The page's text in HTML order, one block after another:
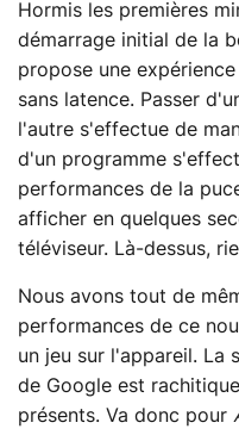
Hormis les premières
démarrage initial de la
propose une
sans latence. Passer
l'autre s'effectue de
d'un programme
performances de la
afficher en quelques
téléviseur. Là-dessus,
Nous avons tout de
performances de ce
un jeu sur l'appareil. La
de Google est
présents. Va donc pour